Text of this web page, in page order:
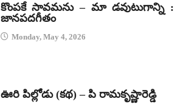
కొంపకే సావమను – మా డవుటుగాన్ని :
జానపదగీతం
Monday, May 4, 2026
ఊరి పిల్లోడు (కథ) – పి రామకృష్ణారెడ్డి